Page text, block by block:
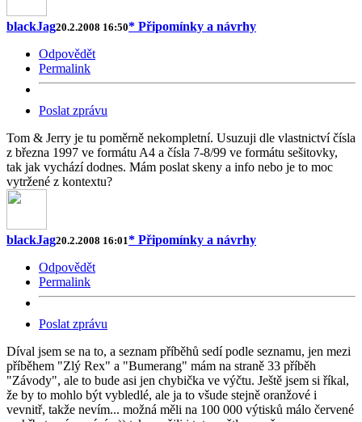
blackJag20.2.2008 16:50* Připomínky a návrhy
Odpovědět
Permalink
Poslat zprávu
Tom & Jerry je tu poměrně nekompletní. Usuzuji dle vlastnictví čísla
z března 1997 ve formátu A4 a čísla 7-8/99 ve formátu sešitovky,
tak jak vychází dodnes. Mám poslat skeny a info nebo je to moc
vytržené z kontextu?
blackJag20.2.2008 16:01* Připomínky a návrhy
Odpovědět
Permalink
Poslat zprávu
Díval jsem se na to, a seznam příběhů sedí podle seznamu, jen mezi
příběhem "Zlý Rex" a "Bumerang" mám na straně 33 příběh
"Závody", ale to bude asi jen chybička ve výčtu. Ještě jsem si říkal,
že by to mohlo být vybledlé, ale ja to všude stejně oranžové i
vevnitř, takže nevím... možná měli na 100 000 výtisků málo červené